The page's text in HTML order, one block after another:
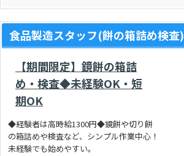
食品製造スタッフ(餅の箱詰め検査)
【期間限定】鏡餅の箱詰
め・検査◆未経験OK・短
期OK
◆経験者は高時給1300円◆鏡餅や切り餅
の箱詰めや検査など、シンプル作業中心！
未経験でも始めやすい。